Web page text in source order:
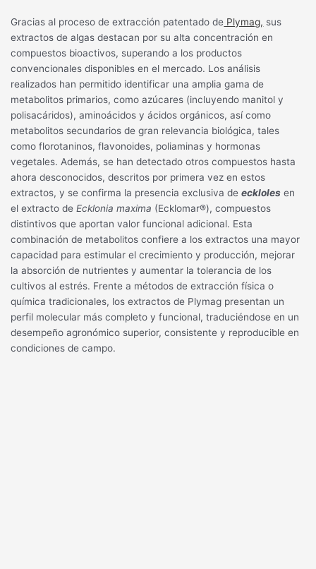
Gracias al proceso de extracción patentado de Plymag, sus
extractos de algas destacan por su alta concentración en
compuestos bioactivos, superando a los productos
convencionales disponibles en el mercado. Los análisis
realizados han permitido identificar una amplia gama de
metabolitos primarios, como azúcares (incluyendo manitol y
polisacáridos), aminoácidos y ácidos orgánicos, así como
metabolitos secundarios de gran relevancia biológica, tales
como florotaninos, flavonoides, poliaminas y hormonas
vegetales. Además, se han detectado otros compuestos hasta
ahora desconocidos, descritos por primera vez en estos
extractos, y se confirma la presencia exclusiva deeckloles en
el extracto deEcklonia maxima (Ecklomar®), compuestos
distintivos que aportan valor funcional adicional. Esta
combinación de metabolitos confiere a los extractos una mayor
capacidad para estimular el crecimiento y producción, mejorar
la absorción de nutrientes y aumentar la tolerancia de los
cultivos al estrés. Frente a métodos de extracción física o
química tradicionales, los extractos de Plymag presentan un
perfil molecular más completo y funcional, traduciéndose en un
desempeño agronómico superior, consistente y reproducible en
condiciones de campo.